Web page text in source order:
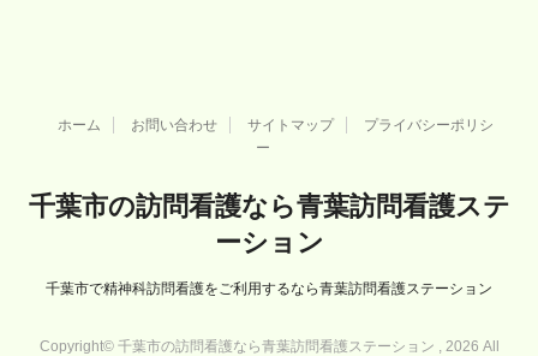
ホーム お問い合わせ サイトマップ
プライバシーポリシ
ー
千葉市の訪問看護なら青葉訪問看護ステ
ーション
千葉市で精神科訪問看護をご利用するなら青葉訪問看護ステーション
Copyright© 千葉市の訪問看護なら青葉訪問看護ステーション , 2026 All